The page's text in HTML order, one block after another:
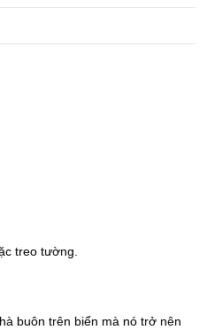
treo tường.
buôn trên biển mà nó trở nên